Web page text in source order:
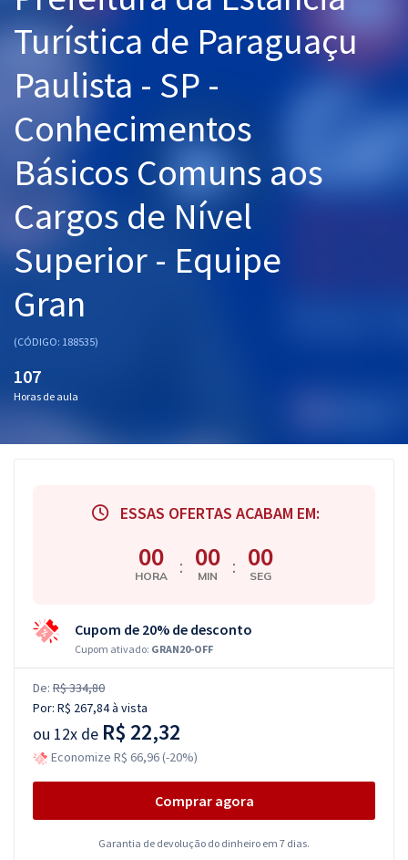
Graduação
Mentorias
Questões grátis
Conteúdo gratuito
Blog
Aprovados
Atendimento
Turística de Paraguaçu
Paulista - SP -
Conhecimentos
Básicos Comuns aos
Cargos de Nível
Superior - Equipe
Gran
(CÓDIGO: 188535)
107
Horas de aula
ESSAS OFERTAS ACABAM EM:
00
HORA : 00
MIN : 00
SEG
Cupom de 20% de desconto
Cupom ativado: GRAN20-OFF
De: R$ 334,80
Por: R$ 267,84à vista
ou 12x de R$ 22,32
Economize R$ 66,96 (-20%)
Comprar agora
Garantia de devolução do dinheiro em 7 dias.